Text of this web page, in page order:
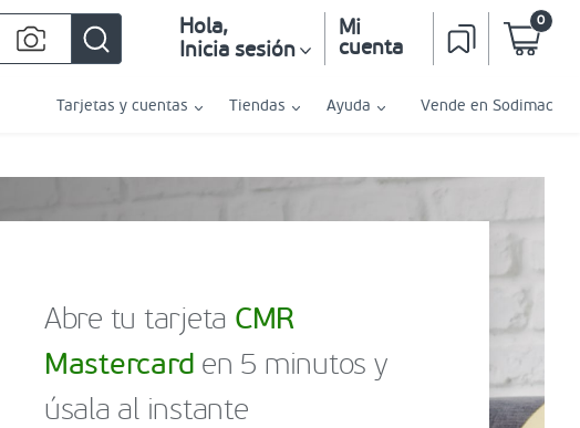
Hola,
Inicia sesión
Mi
cuenta
0
Tarjetas y cuentas Tiendas Ayuda Vende en Sodimac
Abre tu tarjeta CMR
Mastercard en 5 minutos y
úsala al instante